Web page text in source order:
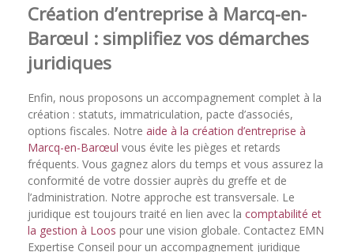
Création d’entreprise à Marcq-en-
Barœul : simplifiez vos démarches
juridiques
Enfin, nous proposons un accompagnement complet à la
création : statuts, immatriculation, pacte d’associés,
options fiscales. Notre aide à la création d’entreprise à
Marcq-en-Barœul vous évite les pièges et retards
fréquents. Vous gagnez alors du temps et vous assurez la
conformité de votre dossier auprès du greffe et de
l’administration. Notre approche est transversale. Le
juridique est toujours traité en lien avec la comptabilité et
la gestion à Loos pour une vision globale. Contactez EMN
Expertise Conseil pour un accompagnement juridique